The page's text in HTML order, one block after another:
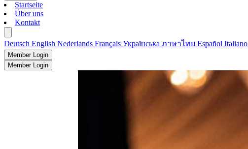
Startseite
Über uns
Kontakt
Deutsch English Nederlands Français Українська ภาษาไทย Español Italiano
Member Login
Member Login